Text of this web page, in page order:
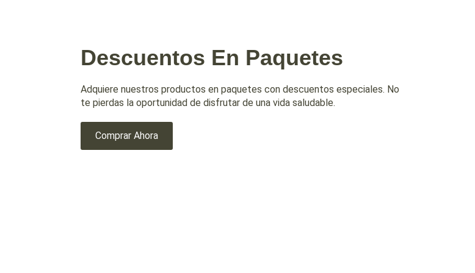
Descuentos En Paquetes
Adquiere nuestros productos en paquetes con descuentos especiales. No
te pierdas la oportunidad de disfrutar de una vida saludable.
Comprar Ahora